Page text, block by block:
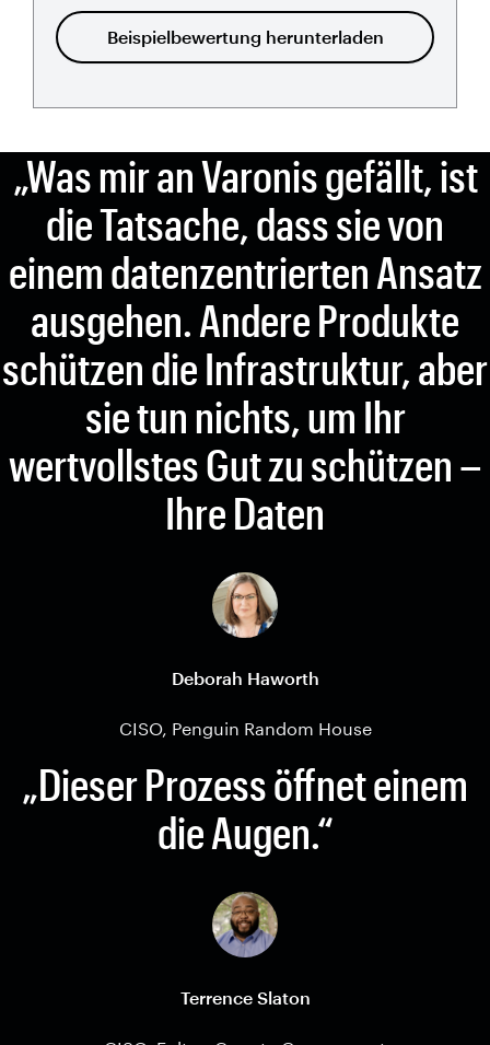
Beispielbewertung herunterladen
„Was mir an Varonis gefällt, ist
die Tatsache, dass sie von
einem datenzentrierten Ansatz
ausgehen. Andere Produkte
schützen die Infrastruktur, aber
sie tun nichts, um Ihr
wertvollstes Gut zu schützen –
Ihre Daten
Deborah Haworth
CISO, Penguin Random House
„Dieser Prozess öffnet einem
die Augen.“
Terrence Slaton